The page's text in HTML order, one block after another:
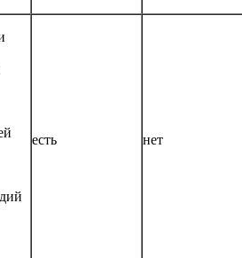
есть нет